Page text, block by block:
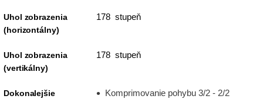
Uhol zobrazenia
(horizontálny)
178 stupeň
Uhol zobrazenia
(vertikálny)
178 stupeň
Dokonalejšie
Komprimovanie pohybu 3/2 - 2/2